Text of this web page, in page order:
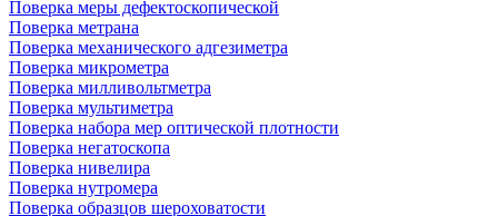
Поверка меры дефектоскопической
Поверка метрана
Поверка механического адгезиметра
Поверка микрометра
Поверка милливольтметра
Поверка мультиметра
Поверка набора мер оптической плотности
Поверка негатоскопа
Поверка нивелира
Поверка нутромера
Поверка образцов шероховатости